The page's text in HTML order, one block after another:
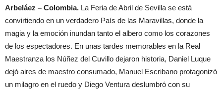
Arbeláez – Colombia. La Feria de Abril de Sevilla se está
convirtiendo en un verdadero País de las Maravillas, donde la
magia y la emoción inundan tanto el albero como los corazones
de los espectadores. En unas tardes memorables en la Real
Maestranza los Núñez del Cuvillo dejaron historia, Daniel Luque
dejó aires de maestro consumado, Manuel Escribano protagonizó
un milagro en el ruedo y Diego Ventura deslumbró con su